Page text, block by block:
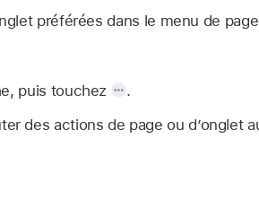
préférées dans le menu de page
puis touchez
.
des actions de page ou d’onglet